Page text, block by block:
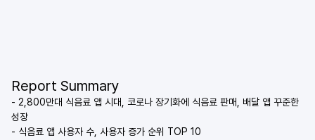
Report Summary
- 2,800만대 식음료 앱 시대, 코로나 장기화에 식음료 판매, 배달 앱 꾸준한
성장
- 식음료 앱 사용자 수, 사용자 증가 순위 TOP 10